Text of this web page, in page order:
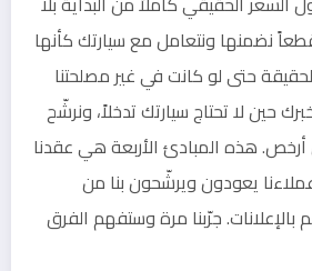
نضمنها ونتعامل مع سيارتك كأنها
حتى لو كانت في غير مصلحتنا
حين لا تحتاج سيارتك تدخلاً، ونرشّح
هذه المبادئ الأربعة هي عقدنا
يعودون ويرشّحون بنا من
جرّبنا مرة وستفهم الفرق